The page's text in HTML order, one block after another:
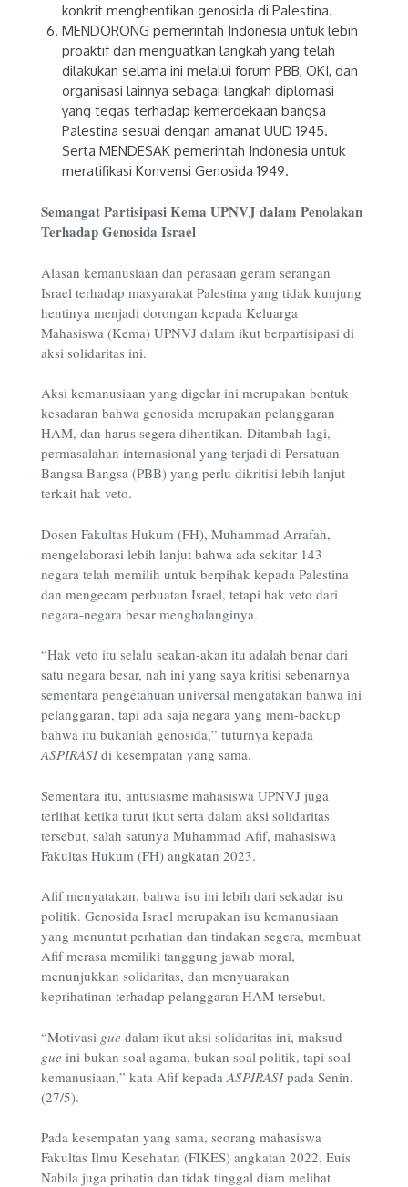
konkrit menghentikan genosida di Palestina.
MENDORONG pemerintah Indonesia untuk lebih
proaktif dan menguatkan langkah yang telah
dilakukan selama ini melalui forum PBB, OKI, dan
organisasi lainnya sebagai langkah diplomasi
yang tegas terhadap kemerdekaan bangsa
Palestina sesuai dengan amanat UUD 1945.
Serta MENDESAK pemerintah Indonesia untuk
meratifikasi Konvensi Genosida 1949.
Semangat Partisipasi Kema UPNVJ dalam Penolakan
Terhadap Genosida Israel
Alasan kemanusiaan dan perasaan geram serangan
Israel terhadap masyarakat Palestina yang tidak kunjung
hentinya menjadi dorongan kepada Keluarga
Mahasiswa (Kema) UPNVJ dalam ikut berpartisipasi di
aksi solidaritas ini.
Aksi kemanusiaan yang digelar ini merupakan bentuk
kesadaran bahwa genosida merupakan pelanggaran
HAM, dan harus segera dihentikan. Ditambah lagi,
permasalahan internasional yang terjadi di Persatuan
Bangsa Bangsa (PBB) yang perlu dikritisi lebih lanjut
terkait hak veto.
Dosen Fakultas Hukum (FH), Muhammad Arrafah,
mengelaborasi lebih lanjut bahwa ada sekitar 143
negara telah memilih untuk berpihak kepada Palestina
dan mengecam perbuatan Israel, tetapi hak veto dari
negara-negara besar menghalanginya.
“Hak veto itu selalu seakan-akan itu adalah benar dari
satu negara besar, nah ini yang saya kritisi sebenarnya
sementara pengetahuan universal mengatakan bahwa ini
pelanggaran, tapi ada saja negara yang mem-backup
bahwa itu bukanlah genosida,” tuturnya kepada
ASPIRASIdi kesempatan yang sama.
Sementara itu, antusiasme mahasiswa UPNVJ juga
terlihat ketika turut ikut serta dalam aksi solidaritas
tersebut, salah satunya Muhammad Afif, mahasiswa
Fakultas Hukum (FH) angkatan 2023.
Afif menyatakan, bahwa isu ini lebih dari sekadar isu
politik. Genosida Israel merupakan isu kemanusiaan
yang menuntut perhatian dan tindakan segera, membuat
Afif merasa memiliki tanggung jawab moral,
menunjukkan solidaritas, dan menyuarakan
keprihatinan terhadap pelanggaran HAM tersebut.
“Motivasi gue dalam ikut aksi solidaritas ini, maksud
gue ini bukan soal agama, bukan soal politik, tapi soal
kemanusiaan,” kata Afif kepada ASPIRASIpada Senin,
(27/5).
Pada kesempatan yang sama, seorang mahasiswa
Fakultas Ilmu Kesehatan (FIKES) angkatan 2022, Euis
Nabila juga prihatin dan tidak tinggal diam melihat